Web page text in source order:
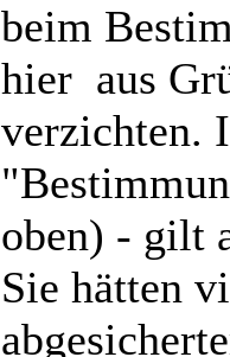
beim
hier aus
verzichten.
oben) - gilt
Sie hätten